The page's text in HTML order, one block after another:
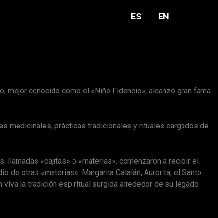
ES EN
mejor conocido como el «Niño Fidencio», alcanzó gran fama
medicinales, prácticas tradicionales y rituales cargados de
«cajitas» o «materias», comenzaron a recibir el
de otras «materias»: Margarita Catalán, Aurorita, el Santo
la tradición espiritual surgida alrededor de su legado